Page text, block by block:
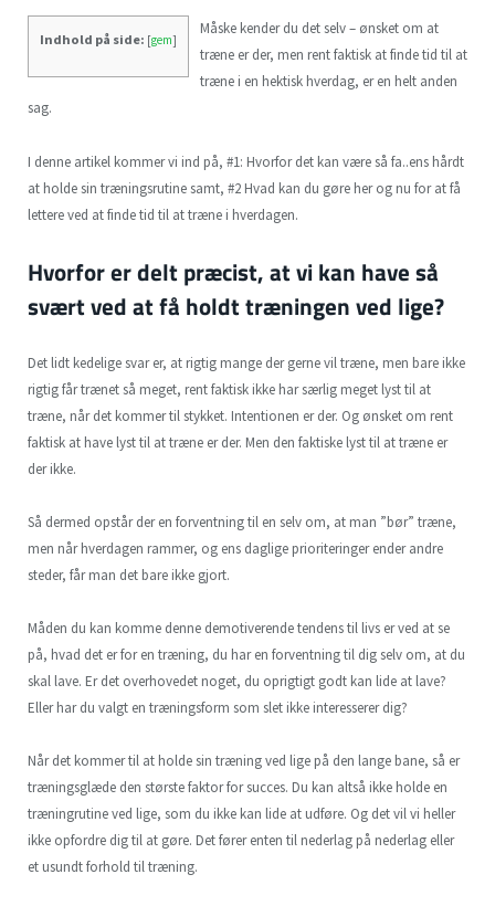
Indhold på side: [gem]
Måske kender du det selv – ønsket om at
træne er der, men rent faktisk at finde tid til at
træne i en hektisk hverdag, er en helt anden
sag.
I denne artikel kommer vi ind på, #1: Hvorfor det kan være så fa..ens hårdt
at holde sin træningsrutine samt, #2 Hvad kan du gøre her og nu for at få
lettere ved at finde tid til at træne i hverdagen.
Hvorfor er delt præcist, at vi kan have så
svært ved at få holdt træningen ved lige?
Det lidt kedelige svar er, at rigtig mange der gerne vil træne, men bare ikke
rigtig får trænet så meget, rent faktisk ikke har særlig meget lyst til at
træne, når det kommer til stykket. Intentionen er der. Og ønsket om rent
faktisk at have lyst til at træne er der. Men den faktiske lyst til at træne er
der ikke.
Så dermed opstår der en forventning til en selv om, at man ”bør” træne,
men når hverdagen rammer, og ens daglige prioriteringer ender andre
steder, får man det bare ikke gjort.
Måden du kan komme denne demotiverende tendens til livs er ved at se
på, hvad det er for en træning, du har en forventning til dig selv om, at du
skal lave. Er det overhovedet noget, du oprigtigt godt kan lide at lave?
Eller har du valgt en træningsform som slet ikke interesserer dig?
Når det kommer til at holde sin træning ved lige på den lange bane, så er
træningsglæde den største faktor for succes. Du kan altså ikke holde en
træningrutine ved lige, som du ikke kan lide at udføre. Og det vil vi heller
ikke opfordre dig til at gøre. Det fører enten til nederlag på nederlag eller
et usundt forhold til træning.